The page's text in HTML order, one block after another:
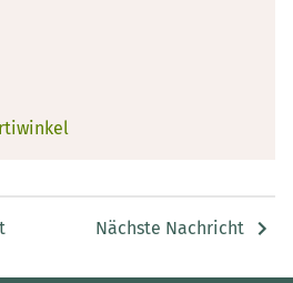
Nächste Nachricht